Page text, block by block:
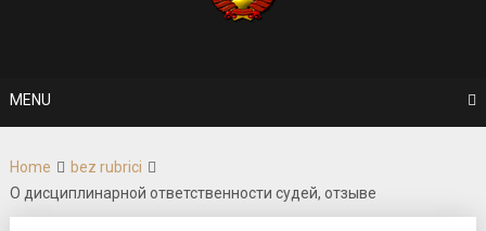
MENU
Home
bez rubrici
О дисциплинарной ответственности судей, отзыве